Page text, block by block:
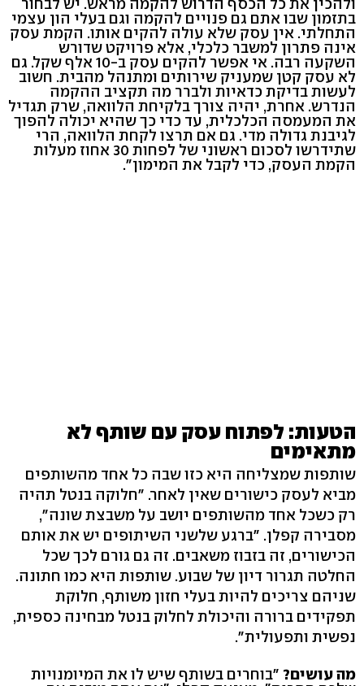
ולהכין את כל הכסף הדרוש להקמה מראש. יש לבחור
בתזמון שבו אתם גם פנויים להקמה וגם בעלי הון עצמי
התחלתי. אין עסק שלא עולה להקים אותו. הקמת עסק
אינה פתרון למשבר כלכלי, אלא פרויקט שדורש
השקעה רבה. אי אפשר להקים עסק ב-10 אלף שקל. גם
לא עסק קטן שמעניק שירותים ומתנהל מהבית. חשוב
לעשות בדיקת כדאיות ולברר מה תקציב ההקמה
הנדרש. אחרת, יהיה צורך בלקיחת הלוואה, שרק תגדיל
את המעמסה הכלכלית, עד כדי כך שהיא יכולה להפוך
לגיבנת גדולה מדי. גם אם תרצו לקחת הלוואה, הרי
שתידרשו לסכום ראשוני של לפחות 30 אחוז מעלות
הקמת העסק, כדי לקבל את המימון".
הטעות: לפתוח עסק עם שותף לא
מתאימים
שותפות שמצליחה היא כזו שבה כל אחד מהשותפים
מביא לעסק כישורים שאין לאחר. "חלוקה בנטל תהיה
רק כשכל אחד מהשותפים יושב על משבצת שונה",
מסבירה קפלן. "ברגע שלשני השיתופים יש את אותם
הכישורים, זה בזבוז משאבים. זה גם גורם לכך שכל
החלטה תגרור דיון של שבוע. שותפות היא כמו חתונה.
שניהם צריכים להיות בעלי חזון משותף, חלוקת
תפקידים ברורה והיכולת לחלוק בנטל מבחינה כספית,
נפשית ותפעולית".
מה עושים? "בוחרים בשותף שיש לו את המיומנויות